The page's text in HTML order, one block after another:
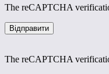
The reCAPTCHA
The reCAPTCHA